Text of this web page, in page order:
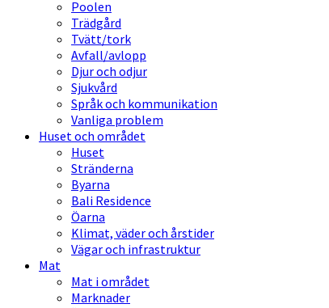
Poolen
Trädgård
Tvätt/tork
Avfall/avlopp
Djur och odjur
Sjukvård
Språk och kommunikation
Vanliga problem
Huset och området
Huset
Stränderna
Byarna
Bali Residence
Öarna
Klimat, väder och årstider
Vägar och infrastruktur
Mat
Mat i området
Marknader